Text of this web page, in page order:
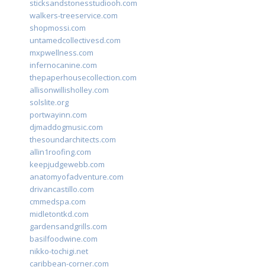
sticksandstonesstudiooh.com
walkers-treeservice.com
shopmossi.com
untamedcollectivesd.com
mxpwellness.com
infernocanine.com
thepaperhousecollection.com
allisonwillisholley.com
solslite.org
portwayinn.com
djmaddogmusic.com
thesoundarchitects.com
allin1roofing.com
keepjudgewebb.com
anatomyofadventure.com
drivancastillo.com
cmmedspa.com
midletontkd.com
gardensandgrills.com
basilfoodwine.com
nikko-tochigi.net
caribbean-corner.com